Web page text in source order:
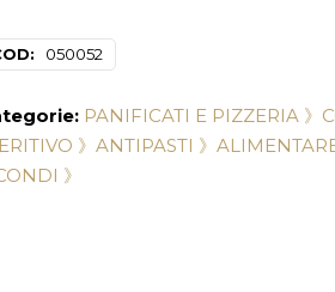
050052
PANIFICATI E PIZZERIA 》
》 ANTIPASTI 》 ALIMENTARE
》